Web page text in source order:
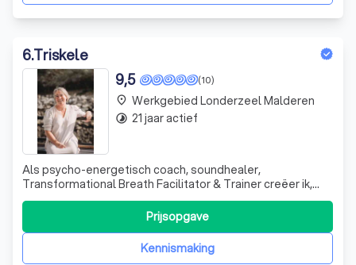
6.Triskele
(10)
9,5
Als psycho-energetisch coach, soundhealer,
Transformational Breath Facilitator & Trainer creëer ik,
Goedele Van den Eynde, voor jou in mijn coachingspraktijk
in de buurt van Antwerpen een veilige ruimte waar je
helemaal jezelf kan zijn. Ik begeleid je op een innerlijk reis
Kennismaking
Prijsopgave
place Werkgebied Londerzeel Malderen
timelapse 21 jaar actief